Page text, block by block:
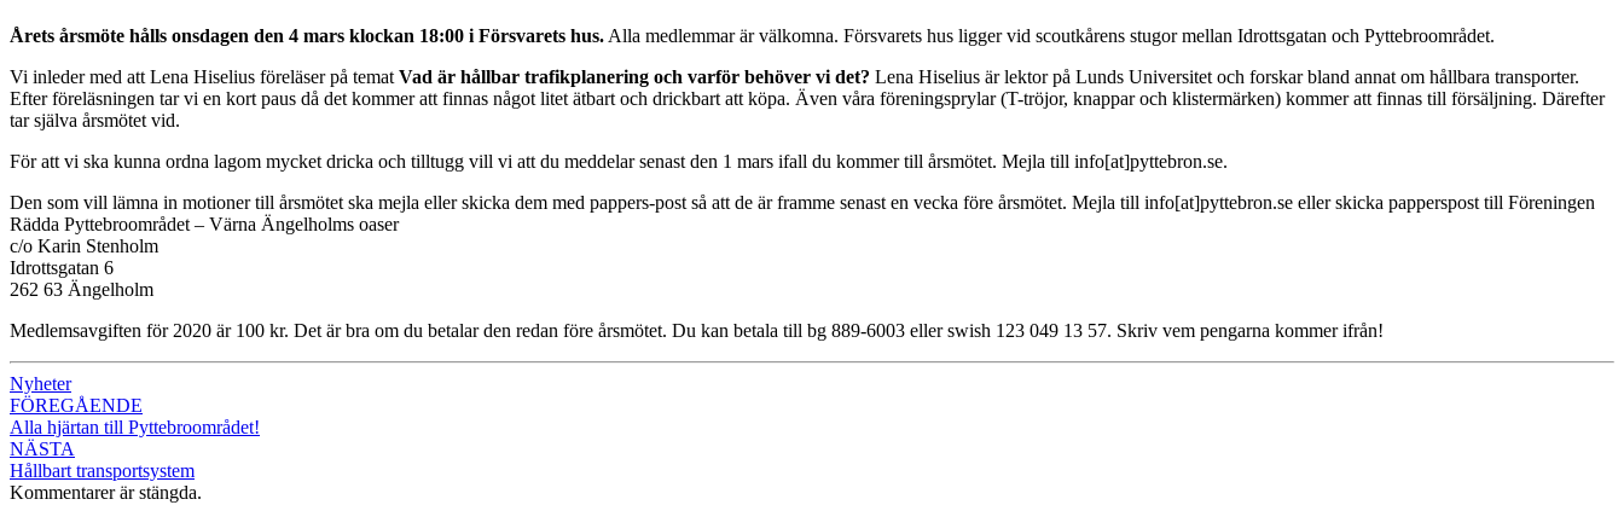
Årets årsmöte hålls onsdagen den 4 mars klockan 18:00 i Försvarets hus. Alla medlemmar är välkomna. Försvarets hus ligger vid scoutkårens stugor mellan Idrottsgatan och Pyttebroområdet.
Vi inleder med att Lena Hiselius föreläser på temat Vad är hållbar trafikplanering och varför behöver vi det? Lena Hiselius är lektor på Lunds Universitet och forskar bland annat om hållbara transporter.
Efter föreläsningen tar vi en kort paus då det kommer att finnas något litet ätbart och drickbart att köpa. Även våra föreningsprylar (T-tröjor, knappar och klistermärken) kommer att finnas till försäljning. Därefter
tar själva årsmötet vid.
För att vi ska kunna ordna lagom mycket dricka och tilltugg vill vi att du meddelar senast den 1 mars ifall du kommer till årsmötet. Mejla till info[at]pyttebron.se.
Den som vill lämna in motioner till årsmötet ska mejla eller skicka dem med pappers-post så att de är framme senast en vecka före årsmötet. Mejla till info[at]pyttebron.se eller skicka papperspost till Föreningen
Rädda Pyttebroområdet – Värna Ängelholms oaser
c/o Karin Stenholm
Idrottsgatan 6
262 63 Ängelholm
Medlemsavgiften för 2020 är 100 kr. Det är bra om du betalar den redan före årsmötet. Du kan betala till bg 889-6003 eller swish 123 049 13 57. Skriv vem pengarna kommer ifrån!
Nyheter
Inläggsnavigering
FÖREGÅENDE
Alla hjärtan till Pyttebroområdet!
NÄSTA
Hållbart transportsystem
Kommentarer är stängda.